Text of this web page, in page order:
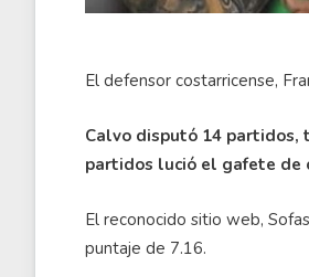
El defensor costarricense,
Calvo disputó 14 partidos,
partidos lució el gafete de
El reconocido sitio web,
puntaje de 7.16.